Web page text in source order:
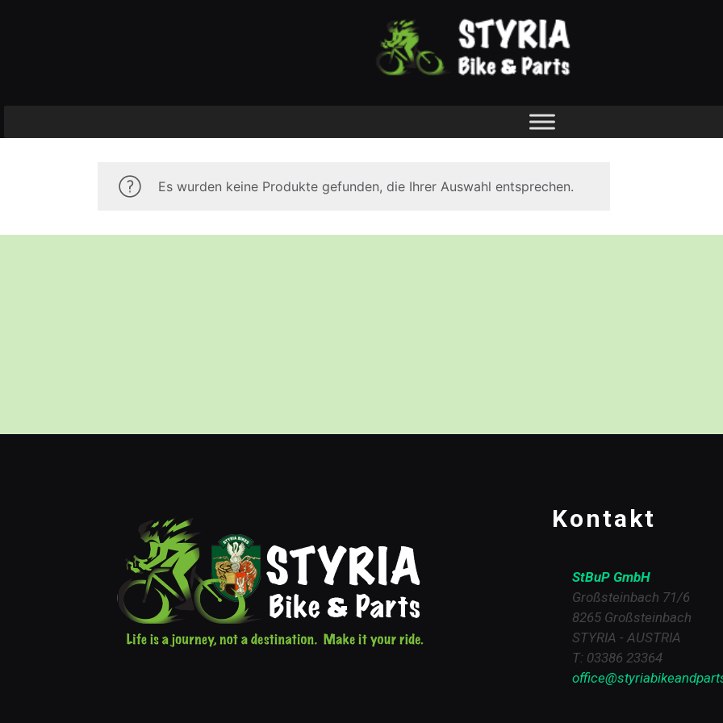
Es wurden keine Produkte gefunden, die Ihrer Auswahl entsprechen.
Kontakt
StBuP GmbH
Großsteinbach 71/6
8265 Großsteinbach
STYRIA - AUSTRIA
T: 03386 23364